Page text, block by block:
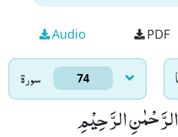
Audio PDF
سورۃ 74
الرَّحِیْمِ